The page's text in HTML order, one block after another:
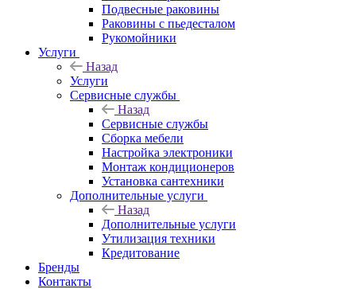
Подвесные раковины
Раковины с пьедесталом
Рукомойники
Услуги
Назад
Услуги
Сервисные службы
Назад
Сервисные службы
Сборка мебели
Настройка электроники
Монтаж кондиционеров
Установка сантехники
Дополнительные услуги
Назад
Дополнительные услуги
Утилизация техники
Кредитование
Бренды
Контакты